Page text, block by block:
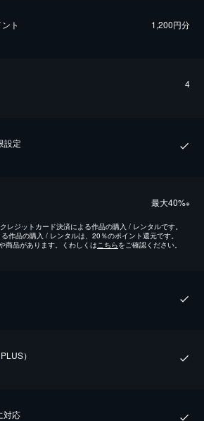
ト 1,200円分
4
設定
最⼤40%※
レジットカード決済による作品の購入 / レンタルです。
作品の購入 / レンタルは、20％のポイント還元です。
商品があります。くわしくは こちらをご確認ください。
）
対応